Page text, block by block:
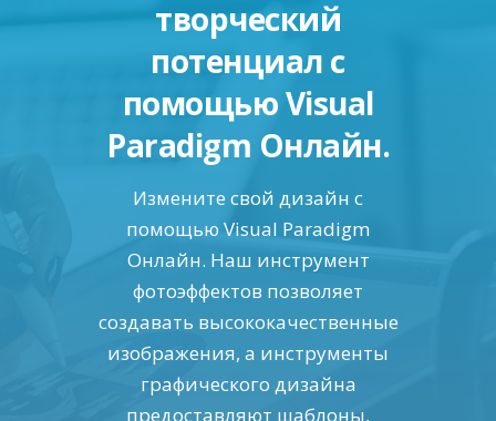
творческий
потенциал с
помощью Visual
Paradigm Онлайн.
Измените свой дизайн с
помощью Visual Paradigm
Онлайн. Наш инструмент
фотоэффектов позволяет
создавать высококачественные
изображения, а инструменты
графического дизайна
предоставляют шаблоны,